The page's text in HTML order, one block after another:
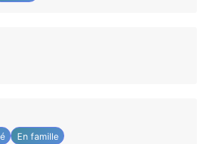
En famille